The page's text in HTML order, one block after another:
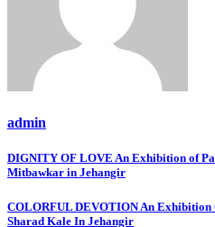
admin
Post
navigation
DIGNITY OF LOVE An Exhibition of
Mitbawkar in Jehangir
COLORFUL DEVOTION An
Sharad Kale In Jehangir